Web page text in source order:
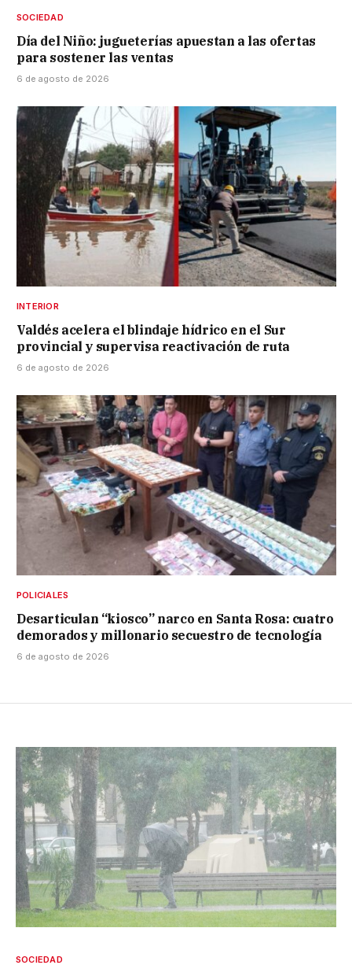
SOCIEDAD
Día del Niño: jugueterías apuestan a las ofertas
para sostener las ventas
6 de agosto de 2026
INTERIOR
Valdés acelera el blindaje hídrico en el Sur
provincial y supervisa reactivación de ruta
6 de agosto de 2026
POLICIALES
Desarticulan “kiosco” narco en Santa Rosa: cuatro
demorados y millonario secuestro de tecnología
6 de agosto de 2026
SOCIEDAD